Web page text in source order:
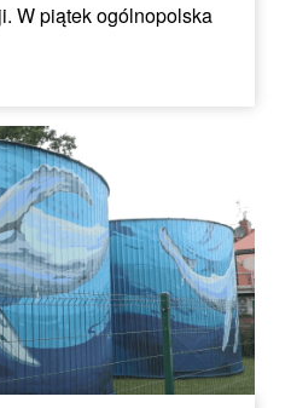
W piątek ogólnopolska